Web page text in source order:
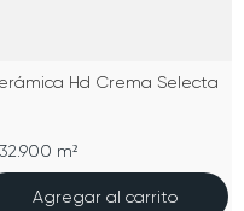
Hd Crema Selecta
m²
Agregar al carrito